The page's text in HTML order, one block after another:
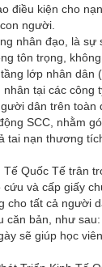
điều kiện cho
người.
nhân đạo, là sự
tôn trọng,
lớp nhân dân
tại các công
dân trên toàn
SCC, nhằm
tai nạn thương
Tế Quốc Tế trân
và cấp giấy
cho tất cả người
căn bản, như sau:
sẽ giúp học